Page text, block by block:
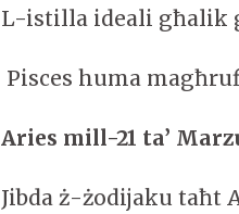
L-istilla ideali għalik
Pisces huma
Aries mill-21 ta’
Jibda ż-żodijaku taħt